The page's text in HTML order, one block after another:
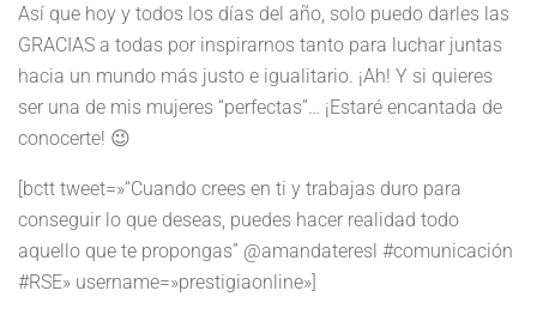
Así que hoy y todos los días del año, solo puedo darles las
GRACIAS a todas por inspirarnos tanto para luchar juntas
hacia un mundo más justo e igualitario. ¡Ah! Y si quieres
ser una de mis mujeres “perfectas”… ¡Estaré encantada de
conocerte! 😉
[bctt tweet=»“Cuando crees en ti y trabajas duro para
conseguir lo que deseas, puedes hacer realidad todo
aquello que te propongas” @amandateresl #comunicación
#RSE» username=»prestigiaonline»]